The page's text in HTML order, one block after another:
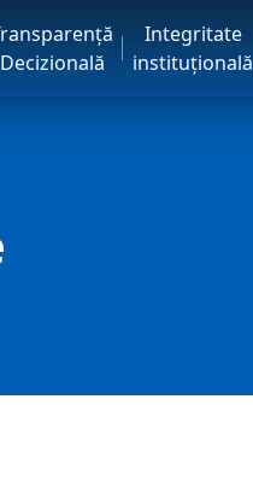
Decizională
Integritate
instituțională